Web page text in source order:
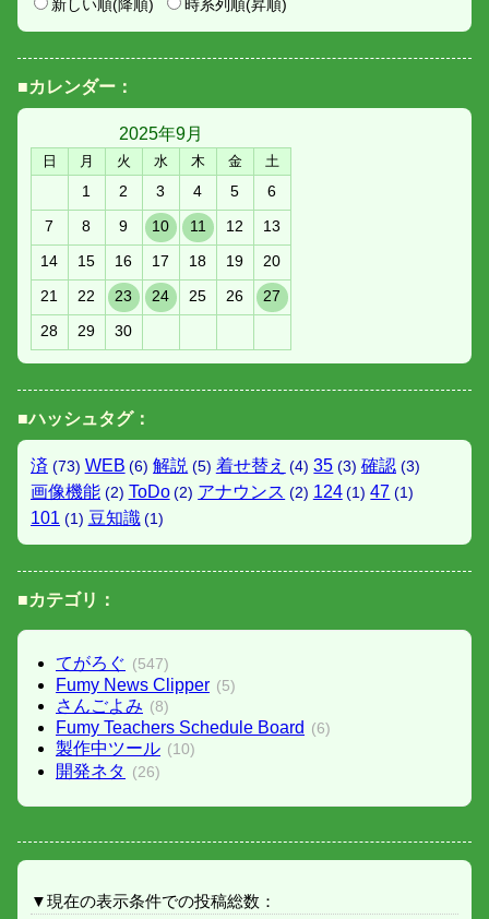
新しい順(降順) 時系列順(昇順)
■カレンダー：
2025年9月
日 月 火 水 木 金 土
1 2 3 4 5
6
7
8 9 10 11 12
13
14
15 16 17 18 19
20
21
22 23 24 25 26
27
28
29 30
■ハッシュタグ：
済 (73) WEB (6) 解説 (5) 着せ替え (4) 35 (3) 確認 (3)
画像機能 (2) ToDo (2) アナウンス (2) 124 (1) 47 (1)
101 (1) 豆知識 (1)
■カテゴリ：
てがろぐ (547)
Fumy News Clipper (5)
さんごよみ (8)
Fumy Teachers Schedule Board (6)
製作中ツール (10)
開発ネタ (26)
▼現在の表示条件での投稿総数：